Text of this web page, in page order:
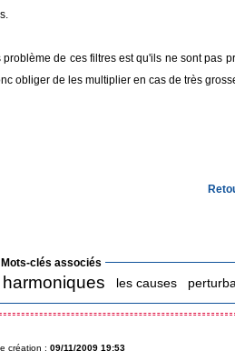
problème de ces filtres est qu'ils ne sont pas
obliger de les multiplier en cas de très
Mots-clés associés
les causes
création : 09/11/2009 19:53